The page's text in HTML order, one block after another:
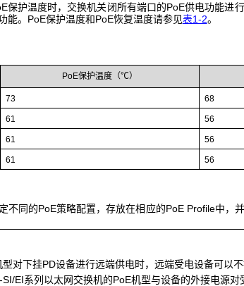
保护温度时，交换机关闭所有端口的PoE供电功能进
能。PoE保护温度和PoE恢复温度请参见表1-2。
PoE保护温度（℃）
73 68
61 56
61 56
61 56
不同的PoE策略配置，存放在相应的PoE Profile中，
对下挂PD设备进行远端供电时，远端受电设备可以不
EI系列以太网交换机的PoE机型与设备的外接电源对